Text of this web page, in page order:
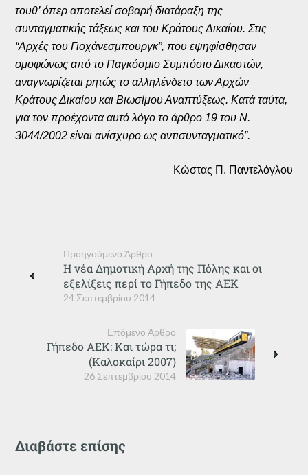
τουθ’ όπερ αποτελεί σοβαρή διατάραξη της
συνταγματικής τάξεως και του Κράτους Δικαίου. Στις
“Αρχές του Γιοχάνεσμπουργκ”, που εψηφίσθησαν
ομοφώνως από το Παγκόσμιο Συμπόσιο Δικαστών,
αναγνωρίζεται ρητώς το αλληλένδετο των Αρχών
Κράτους Δικαίου και Βιωσίμου Αναπτύξεως. Κατά ταύτα,
για τον προέχοντα αυτό λόγο το άρθρο 19 του Ν.
3044/2002 είναι ανίσχυρο ως αντισυνταγματικό”.
Κώστας Π. Παντελόγλου
Προηγούμενο Άρθρο
24 Σεπτεμβρίου 2014
Η νέα Δημοτική Αρχή της Πόλης και οι
εξελίξεις περί το Γήπεδο της ΑΕΚ
Επόμενο Άρθρο
26 Σεπτεμβρίου 2014
Γήπεδο ΑΕΚ: Και τώρα τι;
(Καλοκαίρι 2007)
Διαβάστε επίσης